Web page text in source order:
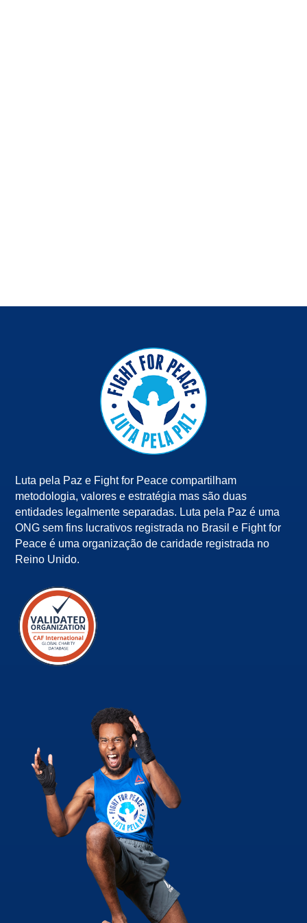
Luta pela Paz e Fight for Peace compartilham
metodologia, valores e estratégia mas são duas
entidades legalmente separadas. Luta pela Paz é uma
ONG sem fins lucrativos registrada no Brasil e Fight for
Peace é uma organização de caridade registrada no
Reino Unido.